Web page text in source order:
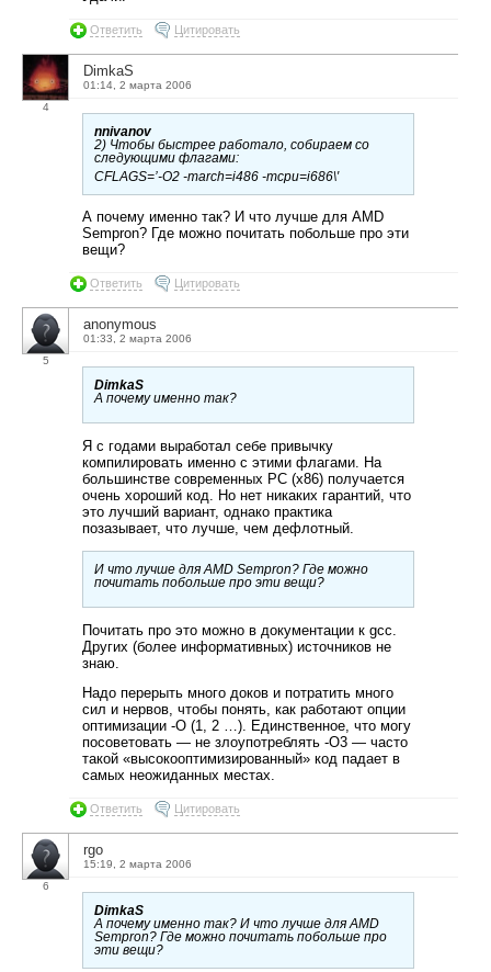
Ответить Цитировать
4
DimkaS
01:14, 2 марта 2006
nnivanov
2) Чтобы быстрее работало, собираем со
следующими флагами:
CFLAGS=’-O2 -march=i486 -mcpu=i686\′
А почему именно так? И что лучше для AMD
Sempron? Где можно почитать побольше про эти
вещи?
Ответить Цитировать
5
anonymous
01:33, 2 марта 2006
DimkaS
А почему именно так?
Я с годами выработал себе привычку
компилировать именно с этими флагами. На
большинстве современных PC (x86) получается
очень хороший код. Но нет никаких гарантий, что
это лучший вариант, однако практика
позазывает, что лучше, чем дефлотный.
И что лучше для AMD Sempron? Где можно
почитать побольше про эти вещи?
Почитать про это можно в документации к gcc.
Других (более информативных) источников не
знаю.
Надо перерыть много доков и потратить много
сил и нервов, чтобы понять, как работают опции
оптимизации -O (1, 2 …). Единственное, что могу
посоветовать — не злоупотреблять -O3 — часто
такой «высокооптимизированный» код падает в
самых неожиданных местах.
Ответить Цитировать
6
rgo
15:19, 2 марта 2006
DimkaS
А почему именно так? И что лучше для AMD
Sempron? Где можно почитать побольше про
эти вещи?